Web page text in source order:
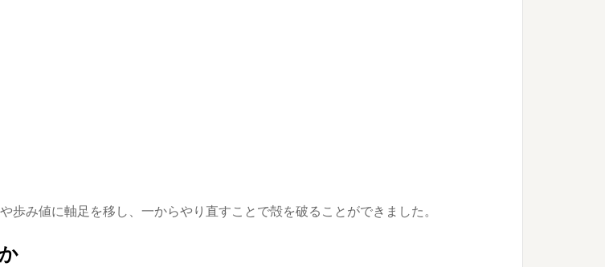
み値に軸足を移し、一からやり直すことで殻を破ることができました。